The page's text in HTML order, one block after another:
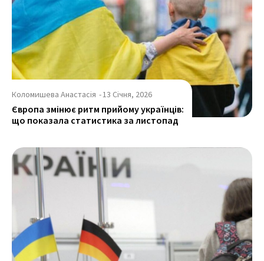
Коломишева Анастасія -13 Січня, 2026
Європа змінює ритм прийому українців:
що показала статистика за листопад